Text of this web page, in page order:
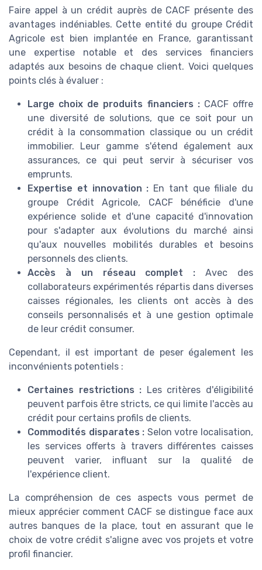
Faire appel à un crédit auprès de CACF présente des
avantages indéniables. Cette entité du groupe Crédit
Agricole est bien implantée en France, garantissant
une expertise notable et des services financiers
adaptés aux besoins de chaque client. Voici quelques
points clés à évaluer :
Large choix de produits financiers :CACF offre
une diversité de solutions, que ce soit pour un
crédit à la consommation classique ou un crédit
immobilier. Leur gamme s'étend également aux
assurances, ce qui peut servir à sécuriser vos
emprunts.
Expertise et innovation : En tant que filiale du
groupe Crédit Agricole, CACF bénéficie d'une
expérience solide et d'une capacité d'innovation
pour s'adapter aux évolutions du marché ainsi
qu'aux nouvelles mobilités durables et besoins
personnels des clients.
Accès à un réseau complet : Avec des
collaborateurs expérimentés répartis dans diverses
caisses régionales, les clients ont accès à des
conseils personnalisés et à une gestion optimale
de leur crédit consumer.
Cependant, il est important de peser également les
inconvénients potentiels :
Certaines restrictions : Les critères d'éligibilité
peuvent parfois être stricts, ce qui limite l'accès au
crédit pour certains profils de clients.
Commodités disparates : Selon votre localisation,
les services offerts à travers différentes caisses
peuvent varier, influant sur la qualité de
l'expérience client.
La compréhension de ces aspects vous permet de
mieux apprécier comment CACF se distingue face aux
autres banques de la place, tout en assurant que le
choix de votre crédit s'aligne avec vos projets et votre
profil financier.